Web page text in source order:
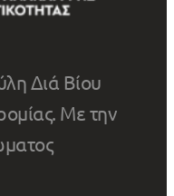
Διά Βίου
Με την